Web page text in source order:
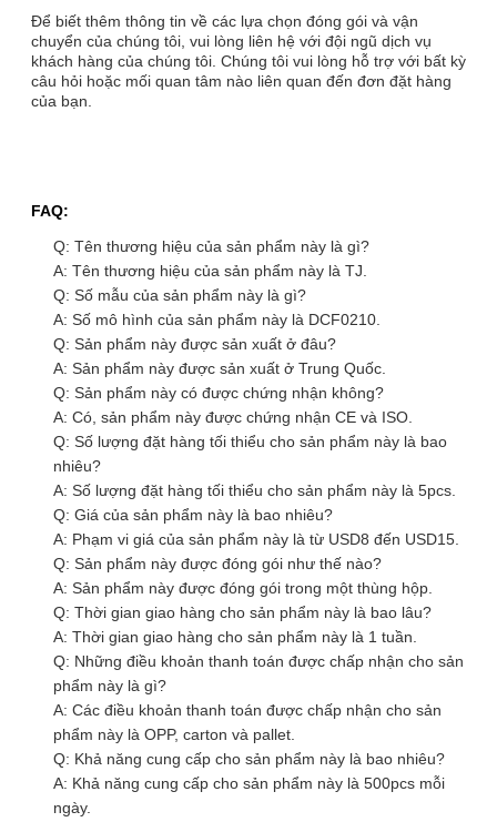
Để biết thêm thông tin về các lựa chọn đóng gói và vận
chuyển của chúng tôi, vui lòng liên hệ với đội ngũ dịch vụ
khách hàng của chúng tôi. Chúng tôi vui lòng hỗ trợ với bất kỳ
câu hỏi hoặc mối quan tâm nào liên quan đến đơn đặt hàng
của bạn.
FAQ:
Q: Tên thương hiệu của sản phẩm này là gì?
A: Tên thương hiệu của sản phẩm này là TJ.
Q: Số mẫu của sản phẩm này là gì?
A: Số mô hình của sản phẩm này là DCF0210.
Q: Sản phẩm này được sản xuất ở đâu?
A: Sản phẩm này được sản xuất ở Trung Quốc.
Q: Sản phẩm này có được chứng nhận không?
A: Có, sản phẩm này được chứng nhận CE và ISO.
Q: Số lượng đặt hàng tối thiểu cho sản phẩm này là bao
nhiêu?
A: Số lượng đặt hàng tối thiểu cho sản phẩm này là 5pcs.
Q: Giá của sản phẩm này là bao nhiêu?
A: Phạm vi giá của sản phẩm này là từ USD8 đến USD15.
Q: Sản phẩm này được đóng gói như thế nào?
A: Sản phẩm này được đóng gói trong một thùng hộp.
Q: Thời gian giao hàng cho sản phẩm này là bao lâu?
A: Thời gian giao hàng cho sản phẩm này là 1 tuần.
Q: Những điều khoản thanh toán được chấp nhận cho sản
phẩm này là gì?
A: Các điều khoản thanh toán được chấp nhận cho sản
phẩm này là OPP, carton và pallet.
Q: Khả năng cung cấp cho sản phẩm này là bao nhiêu?
A: Khả năng cung cấp cho sản phẩm này là 500pcs mỗi
ngày.